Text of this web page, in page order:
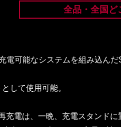
全品・全国ど
可能なシステムを組み込んだ
して使用可能。
電は、一晩、充電スタンド